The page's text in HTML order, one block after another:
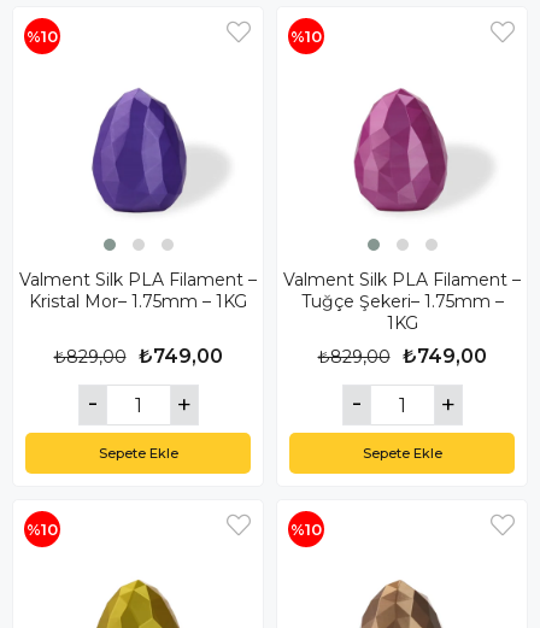
Valment Silk PLA Filament –
Kristal Mor– 1.75mm – 1KG
₺749,00
₺829,00
Sepete Ekle
%10
Valment Silk PLA Filament –
Tuğçe Şekeri– 1.75mm –
1KG
₺749,00
₺829,00
Sepete Ekle
%10
%10 %10